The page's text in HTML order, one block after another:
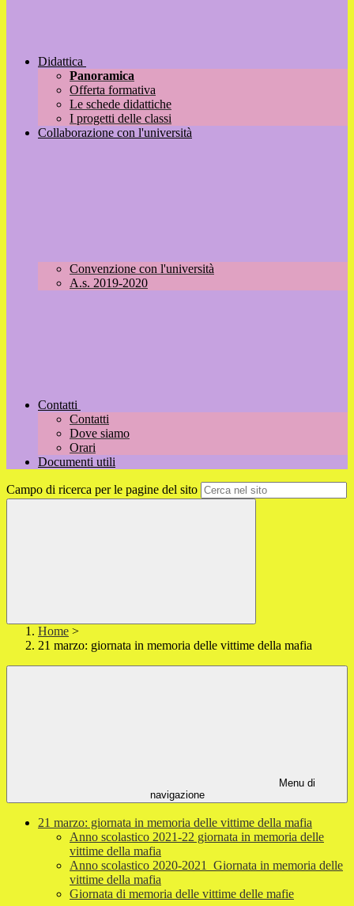
Didattica
Panoramica
Offerta formativa
Le schede didattiche
I progetti delle classi
Collaborazione con l'università
Convenzione con l'università
A.s. 2019-2020
Contatti
Contatti
Dove siamo
Orari
Documenti utili
Campo di ricerca per le pagine del sito
Home >
21 marzo: giornata in memoria delle vittime della mafia
Menu di
navigazione
21 marzo: giornata in memoria delle vittime della mafia
Anno scolastico 2021-22 giornata in memoria delle
vittime della mafia
Anno scolastico 2020-2021_Giornata in memoria delle
vittime della mafia
Giornata di memoria delle vittime delle mafie